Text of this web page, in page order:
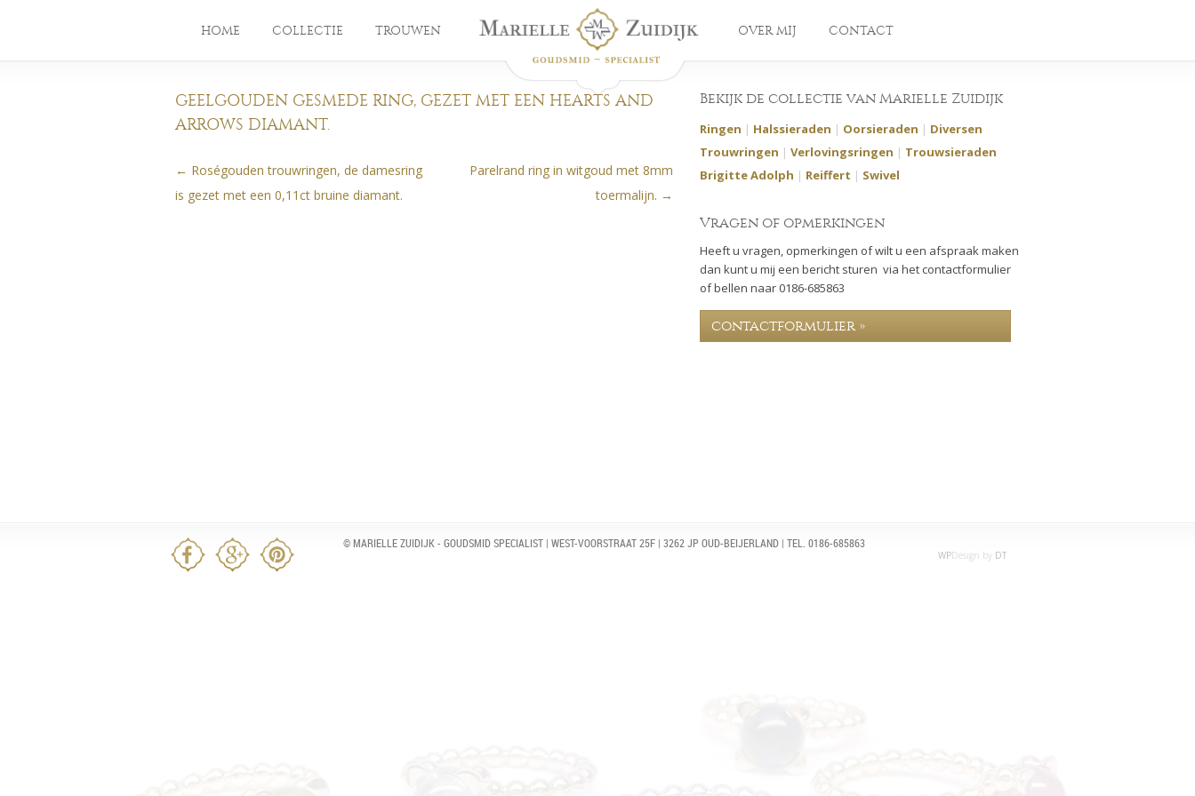
HOME COLLECTIE TROUWEN OVER MIJ CONTACT
GEELGOUDEN GESMEDE RING, GEZET MET EEN HEARTS AND
ARROWS DIAMANT.
Berichtnavigatie
← Roségouden trouwringen, de damesring
is gezet met een 0,11ct bruine diamant.
Parelrand ring in witgoud met 8mm
toermalijn. →
Bekijk de collectie van Marielle Zuidijk
Ringen | Halssieraden | Oorsieraden | Diversen
Trouwringen | Verlovingsringen | Trouwsieraden
Brigitte Adolph | Reiffert | Swivel
Vragen of opmerkingen
Heeft u vragen, opmerkingen of wilt u een afspraak maken
dan kunt u mij een bericht sturen via het contactformulier
of bellen naar 0186-685863
contactformulier »
© MARIELLE ZUIDIJK - GOUDSMID SPECIALIST | WEST-VOORSTRAAT 25F | 3262 JP OUD-BEIJERLAND | TEL. 0186-685863
WPDesign by DT